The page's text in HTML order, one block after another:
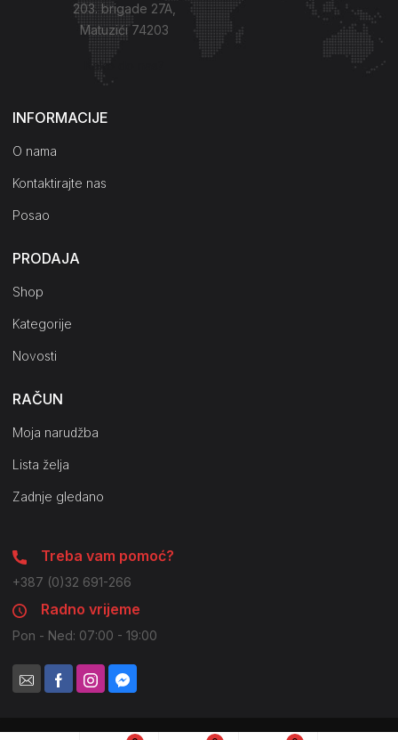
203. brigade 27A,
Matuzići 74203
Kako do nas?
INFORMACIJE
O nama
Kontaktirajte nas
Posao
PRODAJA
Shop
Kategorije
Novosti
RAČUN
Moja narudžba
Lista želja
Zadnje gledano
Treba vam pomoć?
+387 (0)32 691-266
Radno vrijeme
Pon - Ned: 07:00 - 19:00